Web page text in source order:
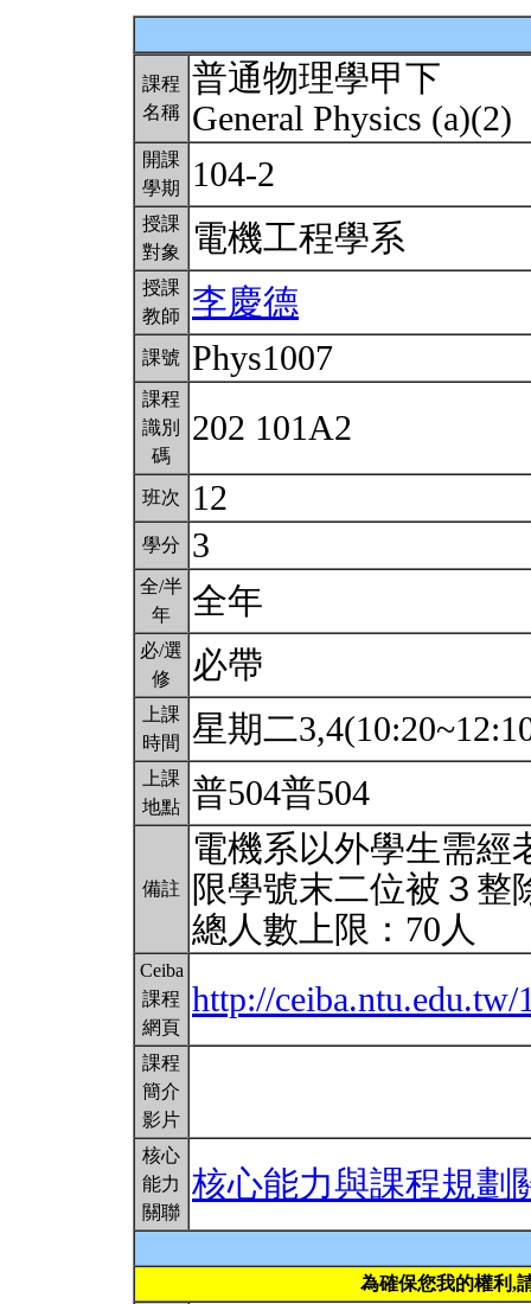
課程
名稱
普通物理學甲下
General Physics (a)(2)
開課
學期
104-2
授課
對象
電機工程學系
授課
教師
李慶德
課號 Phys1007
課程
識別
碼
202 101A2
班次 12
學分 3
全/半
年
全年
必/選
修
必帶
上課
時間
星期二
上課
地點 普504普504
備註
電機系以外學生需經
限學號末二位被３整
總人數上限：70人
Ceiba
課程
網頁
http://ceiba.ntu.edu.tw/
課程
簡介
影片
核心
能力
關聯
核心能力與課程規劃
為確保您我的權利,